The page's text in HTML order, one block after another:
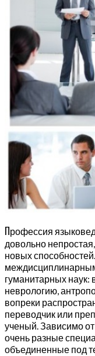
Профессия
довольно
новых
гуманитарных наук:
неврологию,
вопреки
переводчик или
ученый. Зависимо
очень разные
объединенные под